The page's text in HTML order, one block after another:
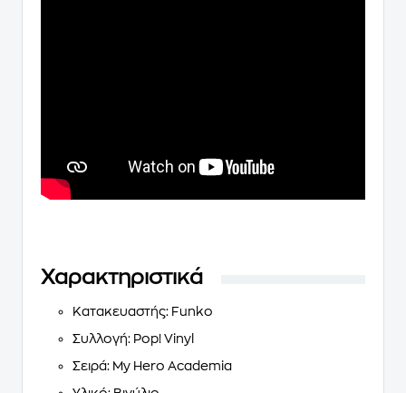
Χαρακτηριστικά
Κατακευαστής: Funko
Συλλογή: Pop! Vinyl
Σειρά: My Hero Academia